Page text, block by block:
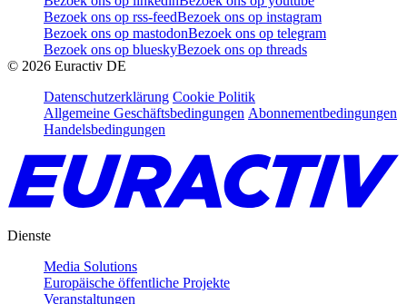
Bezoek ons op rss-feedBezoek ons op instagram
Bezoek ons op mastodonBezoek ons op telegram
Bezoek ons op blueskyBezoek ons op threads
© 2026 Euractiv DE
Datenschutzerklärung Cookie Politik
Allgemeine Geschäftsbedingungen Abonnementbedingungen
Handelsbedingungen
Dienste
Media Solutions
Europäische öffentliche Projekte
Veranstaltungen